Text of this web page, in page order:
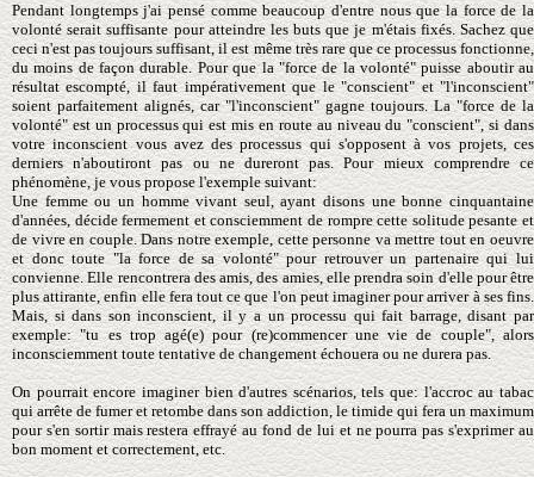
Pendant longtemps j'ai pensé comme beaucoup d'entre nous que la force de la
volonté serait suffisante pour atteindre les buts que je m'étais fixés. Sachez que
ceci n'est pas toujours suffisant, il est même très rare que ce processus fonctionne,
du moins de façon durable. Pour que la "force de la volonté" puisse aboutir au
résultat escompté, il faut impérativement que le "conscient" et "l'inconscient"
soient parfaitement alignés, car "l'inconscient" gagne toujours. La "force de la
volonté" est un processus qui est mis en route au niveau du "conscient", si dans
votre inconscient vous avez des processus qui s'opposent à vos projets, ces
derniers n'aboutiront pas ou ne dureront pas. Pour mieux comprendre ce
phénomène, je vous propose l'exemple suivant:
Une femme ou un homme vivant seul, ayant disons une bonne cinquantaine
d'années, décide fermement et consciemment de rompre cette solitude pesante et
de vivre en couple. Dans notre exemple, cette personne va mettre tout en oeuvre
et donc toute "la force de sa volonté" pour retrouver un partenaire qui lui
convienne. Elle rencontrera des amis, des amies, elle prendra soin d'elle pour être
plus attirante, enfin elle fera tout ce que l'on peut imaginer pour arriver à ses fins.
Mais, si dans son inconscient, il y a un processu qui fait barrage, disant par
exemple: "tu es trop agé(e) pour (re)commencer une vie de couple", alors
inconsciemment toute tentative de changement échouera ou ne durera pas.
On pourrait encore imaginer bien d'autres scénarios, tels que: l'accroc au tabac
qui arrête de fumer et retombe dans son addiction, le timide qui fera un maximum
pour s'en sortir mais restera effrayé au fond de lui et ne pourra pas s'exprimer au
bon moment et correctement, etc.